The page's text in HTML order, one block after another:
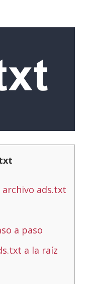
ads.txt
a paso
a la raíz